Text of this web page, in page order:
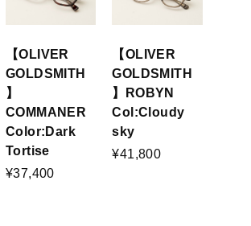
【OLIVER
GOLDSMITH
】
COMMANER
Color:Dark
Tortise
¥37,400
【OLIVER
GOLDSMITH
】ROBYN
Col:Cloudy
sky
¥41,800